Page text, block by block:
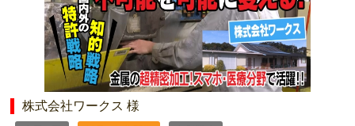
株式会社ワークス 様